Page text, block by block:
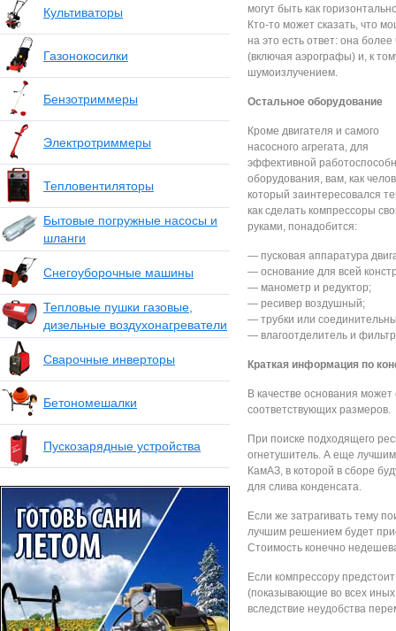
Культиваторы
Газонокосилки
Бензотриммеры
Электротриммеры
Тепловентиляторы
Бытовые погружные насосы и
шланги
Снегоуборочные машины
Тепловые пушки газовые,
дизельные воздухонагреватели
Сварочные инверторы
Бетономешалки
Пускозарядные устройства
могут быть как
Кто-то может сказать, что
на это есть ответ: она
(включая аэрографы) и, к
шумоизлучением.
Остальное оборудование
Кроме двигателя и самого
насосного агрегата, для
эффективной
оборудования, вам, как
который заинтересовался
как сделать компрессоры
руками, понадобится:
— пусковая аппаратура
— основание для всей
— манометр и редуктор;
— ресивер воздушный;
— трубки или
— влагоотделитель и
Краткая информация по
В качестве основания
соответствующих размеров.
При поиске подходящего
огнетушитель. А еще
КамАЗ, в которой в сборе
для слива конденсата.
Если же затрагивать тему
лучшим решением будет
Стоимость конечно
Если компрессору
(показывающие во всех
вследствие неудобства